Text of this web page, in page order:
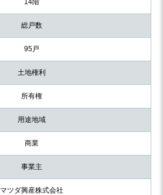
総戸数
95戸
土地権利
所有権
用途地域
商業
事業主
マツダ興産株式会社